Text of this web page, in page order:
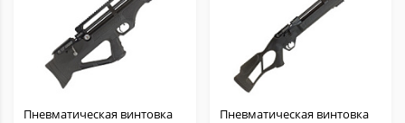
Пневматическая винтовка
Пневматическая винтовка